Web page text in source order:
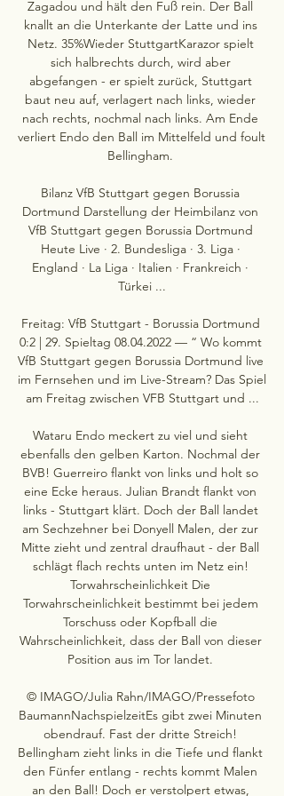
Zagadou und hält den Fuß rein. Der Ball
knallt an die Unterkante der Latte und ins
Netz. 35%Wieder StuttgartKarazor spielt
sich halbrechts durch, wird aber
abgefangen - er spielt zurück, Stuttgart
baut neu auf, verlagert nach links, wieder
nach rechts, nochmal nach links. Am Ende
verliert Endo den Ball im Mittelfeld und foult
Bellingham.
Bilanz VfB Stuttgart gegen Borussia
Dortmund Darstellung der Heimbilanz von
VfB Stuttgart gegen Borussia Dortmund
Heute Live · 2. Bundesliga · 3. Liga ·
England · La Liga · Italien · Frankreich ·
Türkei ...
Freitag: VfB Stuttgart - Borussia Dortmund
0:2 | 29. Spieltag 08.04.2022 — “ Wo kommt
VfB Stuttgart gegen Borussia Dortmund live
im Fernsehen und im Live-Stream? Das Spiel
am Freitag zwischen VFB Stuttgart und ...
Wataru Endo meckert zu viel und sieht
ebenfalls den gelben Karton. Nochmal der
BVB! Guerreiro flankt von links und holt so
eine Ecke heraus. Julian Brandt flankt von
links - Stuttgart klärt. Doch der Ball landet
am Sechzehner bei Donyell Malen, der zur
Mitte zieht und zentral draufhaut - der Ball
schlägt flach rechts unten im Netz ein!
Torwahrscheinlichkeit Die
Torwahrscheinlichkeit bestimmt bei jedem
Torschuss oder Kopfball die
Wahrscheinlichkeit, dass der Ball von dieser
Position aus im Tor landet.
© IMAGO/Julia Rahn/IMAGO/Pressefoto
BaumannNachspielzeitEs gibt zwei Minuten
obendrauf. Fast der dritte Streich!
Bellingham zieht links in die Tiefe und flankt
den Fünfer entlang - rechts kommt Malen
an den Ball! Doch er verstolpert etwas,